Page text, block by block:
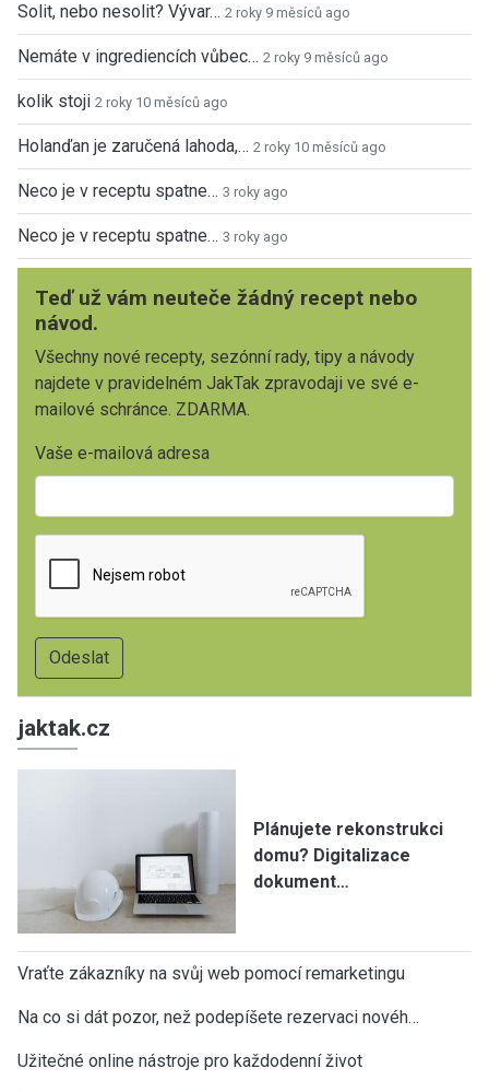
Solit, nebo nesolit? Vývar… 2 roky 9 měsíců ago
Nemáte v ingrediencích vůbec… 2 roky 9 měsíců ago
kolik stoji 2 roky 10 měsíců ago
Holanďan je zaručená lahoda,… 2 roky 10 měsíců ago
Neco je v receptu spatne… 3 roky ago
Neco je v receptu spatne… 3 roky ago
Teď už vám neuteče žádný recept nebo
návod.
Všechny nové recepty, sezónní rady, tipy a návody
najdete v pravidelném JakTak zpravodaji ve své e-
mailové schránce. ZDARMA.
Vaše e-mailová adresa
jaktak.cz
Plánujete rekonstrukci
domu? Digitalizace
dokument…
Vraťte zákazníky na svůj web pomocí remarketingu
Na co si dát pozor, než podepíšete rezervaci novéh…
Užitečné online nástroje pro každodenní život